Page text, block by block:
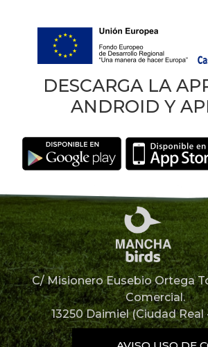
DESCARGA LA
ANDROID Y
C/ Misionero Eusebio Ortega
Comercial.
13250 Daimiel (Ciudad Real
926 85 12 67